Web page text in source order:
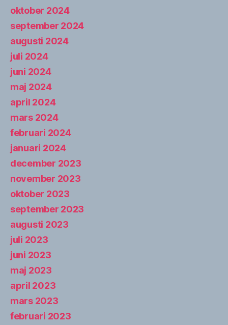
oktober 2024
september 2024
augusti 2024
juli 2024
juni 2024
maj 2024
april 2024
mars 2024
februari 2024
januari 2024
december 2023
november 2023
oktober 2023
september 2023
augusti 2023
juli 2023
juni 2023
maj 2023
april 2023
mars 2023
februari 2023